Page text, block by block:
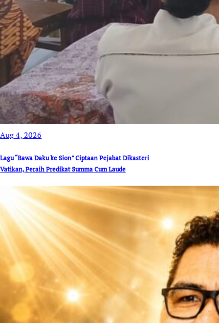
Aug 4, 2026
Lagu “Bawa Daku ke Sion” Ciptaan Pejabat Dikasteri
Vatikan, Peraih Predikat Summa Cum Laude